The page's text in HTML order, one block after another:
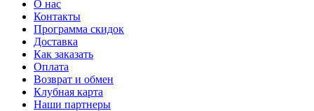
О нас
Контакты
Программа скидок
Доставка
Как заказать
Оплата
Возврат и обмен
Клубная карта
Наши партнеры